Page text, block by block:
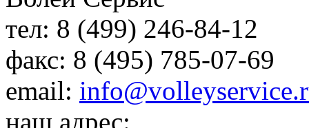
тел: 8 (499) 246-84-12
факс: 8 (495) 785-07-69
email:
наш адрес: